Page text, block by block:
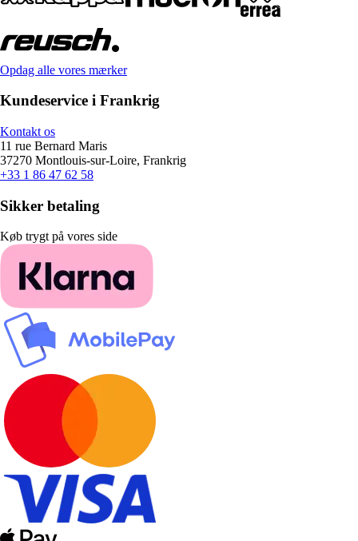
Opdag alle vores mærker
Kundeservice i Frankrig
Kontakt os
11 rue Bernard Maris
37270 Montlouis-sur-Loire, Frankrig
+33 1 86 47 62 58
Sikker betaling
Køb trygt på vores side